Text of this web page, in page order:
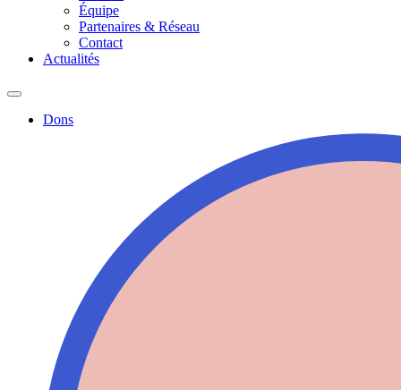
Équipe
Partenaires & Réseau
Contact
Actualités
Dons